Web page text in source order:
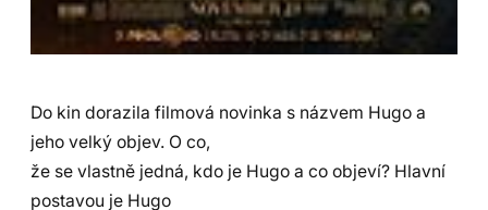
Do kin dorazila filmová novinka s názvem Hugo a
jeho velký objev. O co,
že se vlastně jedná, kdo je Hugo a co objeví? Hlavní
postavou je Hugo